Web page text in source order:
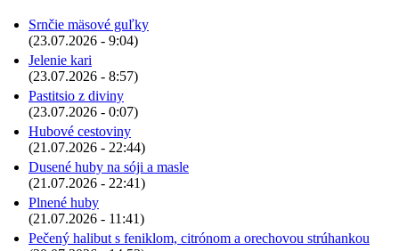
Srnčie mäsové guľky
(23.07.2026 - 9:04)
Jelenie kari
(23.07.2026 - 8:57)
Pastitsio z diviny
(23.07.2026 - 0:07)
Hubové cestoviny
(21.07.2026 - 22:44)
Dusené huby na sóji a masle
(21.07.2026 - 22:41)
Plnené huby
(21.07.2026 - 11:41)
Pečený halibut s feniklom, citrónom a orechovou strúhankou